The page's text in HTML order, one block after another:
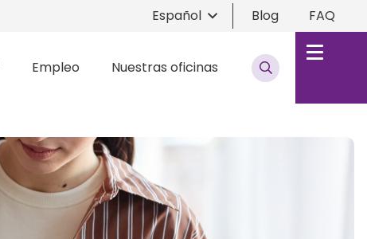
Español Blog FAQ
Empleo Nuestras oficinas